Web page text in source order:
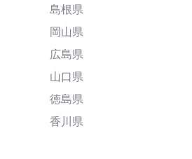
島根県
岡山県
広島県
山口県
徳島県
香川県